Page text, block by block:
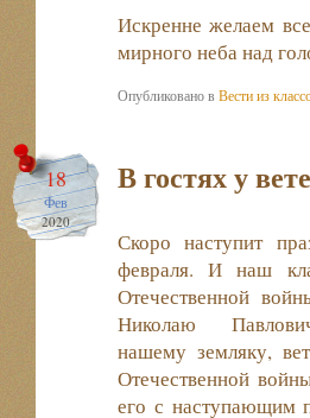
Искренне желаем
мирного неба над
Опубликовано вВести из
18
Фев
2020
В гостях у
Скоро наступит
февраля. И наш
Отечественной
Николаю
нашему земляку,
Отечественной
его с наступающим